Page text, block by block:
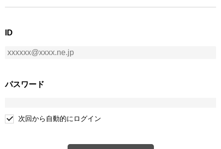
ID
パスワード
次回から自動的にログイン